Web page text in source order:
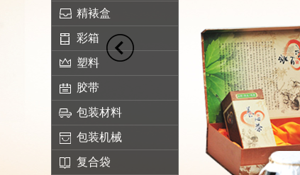
精裱盒
彩箱
塑料
胶带
包装材料
包装机械
复合袋